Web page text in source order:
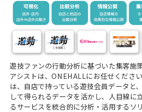
遊技ファンの行動分析に基づいた集客施
アシストは、ONEHALLにお任せくださ
は、自店で持っている遊技会員データと
して得られるデータを活かし、人目線に
るサービスを統合的に分析・活用するソ